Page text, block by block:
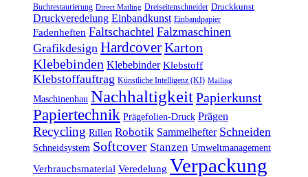
Buchrestaurierung Direct Mailing Dreiseitenschneider Druckkunst
Druckveredelung Einbandkunst Einbandpapier
Fadenheften Faltschachtel Falzmaschinen
Grafikdesign HardcoverKarton
Klebebinden Klebebinder Klebstoff
Klebstoffauftrag Künstliche Intelligenz (KI) Mailing
Maschinenbau NachhaltigkeitPapierkunst
Papiertechnik Prägefolien-Druck Prägen
Recycling Rillen Robotik Sammelhefter Schneiden
Schneidsystem Softcover Stanzen Umweltmanagement
Verbrauchsmaterial Veredelung Verpackung